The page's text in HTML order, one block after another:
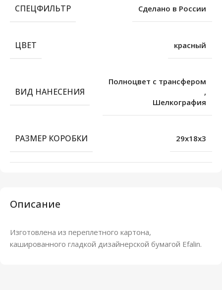
Описание
Изготовлена из переплетного картона,
кашированного гладкой дизайнерской бумагой Efalin.
СПЕЦФИЛЬТР Сделано в России
ЦВЕТ красный
ВИД НАНЕСЕНИЯ
Полноцвет с трансфером
,
Шелкография
РАЗМЕР КОРОБКИ 29x18x3